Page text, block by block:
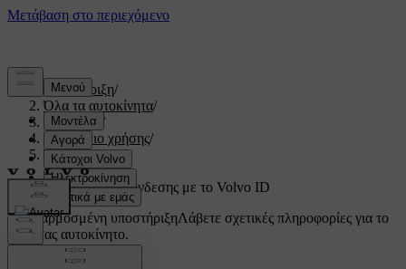
Υποστήριξη/
Όλα τα αυτοκίνητα/
V60 2022 /
Εγχειρίδιο χρήσης/
Το Volvo σας/
Volvo ID/
Προβλήματα σύνδεσης με το Volvo ID
Προσαρμοσμένη υποστήριξηΛάβετε σχετικές πληροφορίες για το
δικό σας αυτοκίνητο.